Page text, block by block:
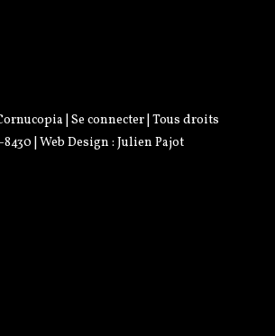
Se connecter | Tous droits
| Web Design : Julien Pajot